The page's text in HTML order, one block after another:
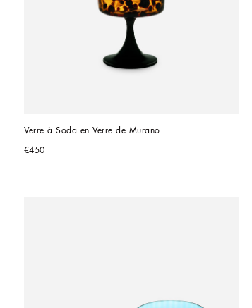
Verre à Soda en Verre de Murano
€450